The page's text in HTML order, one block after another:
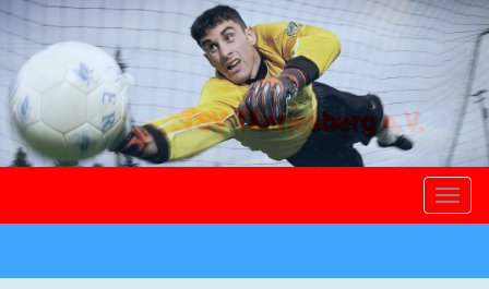
TSV Tännesberg e.V.